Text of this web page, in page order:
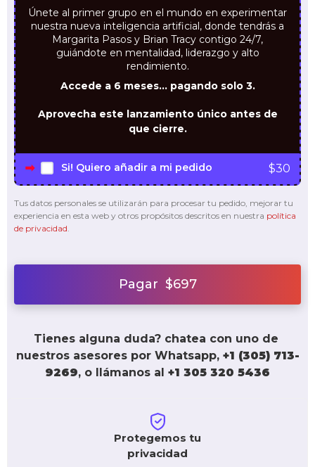
Únete al primer grupo en el mundo en experimentar
nuestra nueva inteligencia artificial, donde tendrás a
Margarita Pasos y Brian Tracy contigo 24/7,
guiándote en mentalidad, liderazgo y alto
rendimiento.
Accede a 6 meses… pagando solo 3.
Aprovecha este lanzamiento único antes de
que cierre.
Si! Quiero añadir a mi pedido $30
Tus datos personales se utilizarán para procesar tu pedido, mejorar tu
experiencia en esta web y otros propósitos descritos en nuestra política
de privacidad
Pagar $697
Tienes alguna duda? chatea con uno de
nuestros asesores por Whatsapp, +1 (305) 713-
9269, o llámanos al +1 305 320 5436
Protegemos tu
privacidad